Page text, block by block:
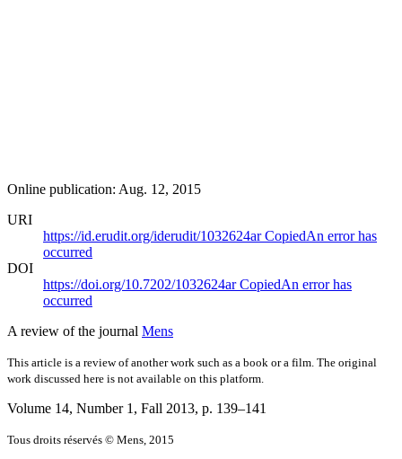
Online publication: Aug. 12, 2015
URI
https://id.erudit.org/iderudit/1032624arCopiedAn error has
occurred
DOI
https://doi.org/10.7202/1032624arCopiedAn error has
occurred
A review of the journal Mens
This article is a review of another work such as a book or a film. The original
work discussed here is not available on this platform.
Volume 14, Number 1, Fall 2013, p. 139–141
Tous droits réservés © Mens, 2015